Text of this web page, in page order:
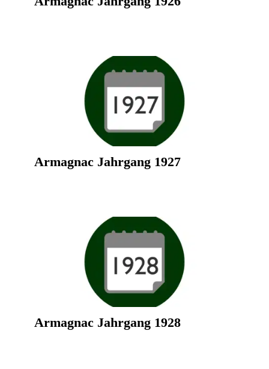
Armagnac Jahrgang 1927
Armagnac Jahrgang 1928